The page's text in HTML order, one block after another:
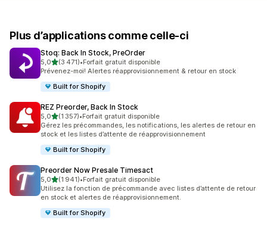
Plus d’applications comme celle-ci
Stoq: Back In Stock, PreOrder
5,0étoile(s) sur 5
(3 471)
3471 avis au total
•Forfait gratuit disponible
Prévenez-moi! Alertes réapprovisionnement & retour en stock
Built for Shopify
REZ Preorder, Back In Stock
5,0étoile(s) sur 5
(1 357)
1357 avis au total
•Forfait gratuit disponible
Gérez les précommandes, les notifications, les alertes de retour en
stock et les listes d’attente de réapprovisionnement
Built for Shopify
Preorder Now Presale Timesact
5,0étoile(s) sur 5
(1 941)
1941 avis au total
•Forfait gratuit disponible
Utilisez la fonction de précommande avec listes d’attente de retour
en stock et alertes de réapprovisionnement.
Built for Shopify